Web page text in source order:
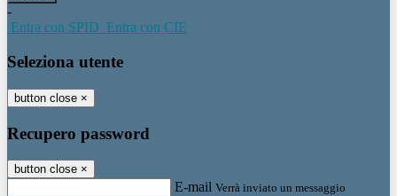
-
Entra con SPID Entra con CIE
Seleziona utente
button close ×
Recupero password
button close ×
E-mail Verrà inviato un messaggio